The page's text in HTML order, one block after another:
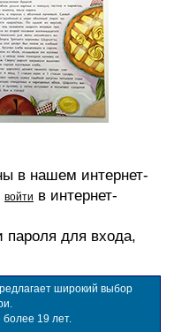
в нашем интернет-
войти в интернет-
пароля для входа,
широкий выбор
19 лет.